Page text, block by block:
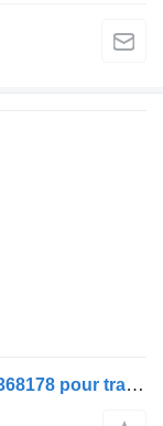
Demi-essieu Scania Série G (01.09-) 1368178 pour tracteur routier Scania P,G,R,T-series (2004-2017)